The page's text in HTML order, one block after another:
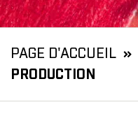
PAGE D'ACCUEIL
PRODUCTION